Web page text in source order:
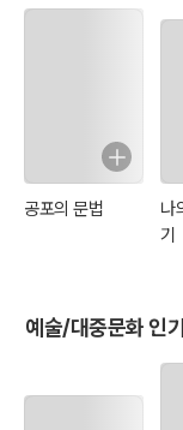
박사 면담을 하게 되
주아의 주치의인 고
을 하게 되었는지 알
박사에게 자신을 향해
을 하고 싶다고 말한
장을 알아봐주겠다고
공포의 문법
나
기
예술/대중문화 인기